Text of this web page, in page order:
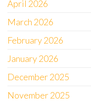
April 2026
March 2026
February 2026
January 2026
December 2025
November 2025